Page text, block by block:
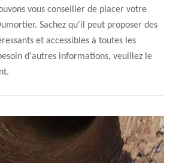
vous conseiller de placer votre
Sachez qu'il peut proposer des
et accessibles à toutes les
d'autres informations, veuillez le